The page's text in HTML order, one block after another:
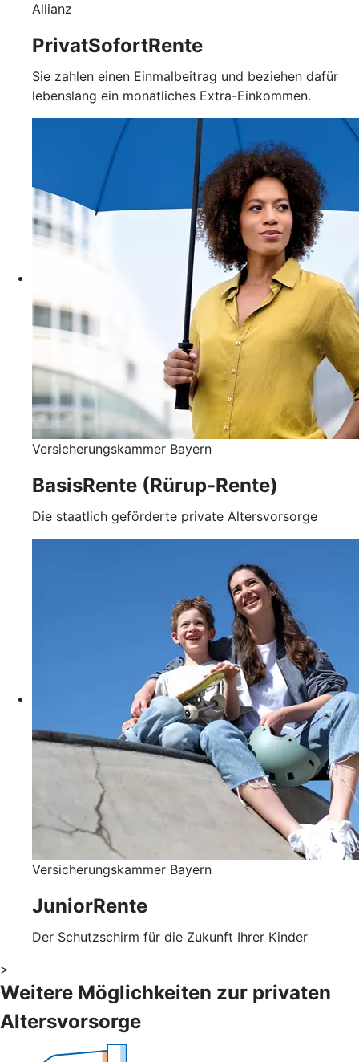
Allianz
PrivatSofortRente
Sie zahlen einen Einmalbeitrag und beziehen dafür
lebenslang ein monatliches Extra-Einkommen.
Versicherungskammer Bayern
BasisRente (Rürup-Rente)
Die staatlich geförderte private Altersvorsorge
Versicherungskammer Bayern
JuniorRente
Der Schutzschirm für die Zukunft Ihrer Kinder
>
Weitere Möglichkeiten zur privaten
Altersvorsorge